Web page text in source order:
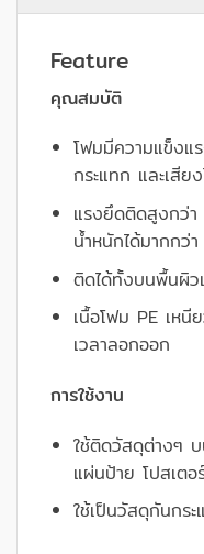
Feature
คุณสมบัติ
โฟมมีความแข็ง
กระแทก และเสีย
แรงยึดติดสูงกว่
น้ำหนักได้มากกว่
ติดได้ทั้งบนพื้นผิว
เนื้อโฟม PE เหนี
เวลาลอกออก
การใช้งาน
ใช้ติดวัสดุต่างๆ
แผ่นป้าย โปสเตอ
ใช้เป็นวัสดุกันกร